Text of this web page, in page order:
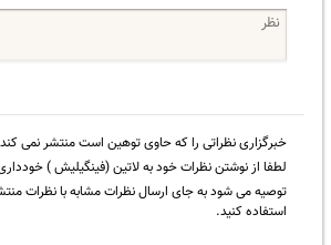
خبرگزاری نظراتی را که حاوی توهین است منتشر نمی
لطفا از نوشتن نظرات خود به لاتین (فینگیلیش )
توصیه می شود به جای ارسال نظرات مشابه با نظرات
استفاده کنید.